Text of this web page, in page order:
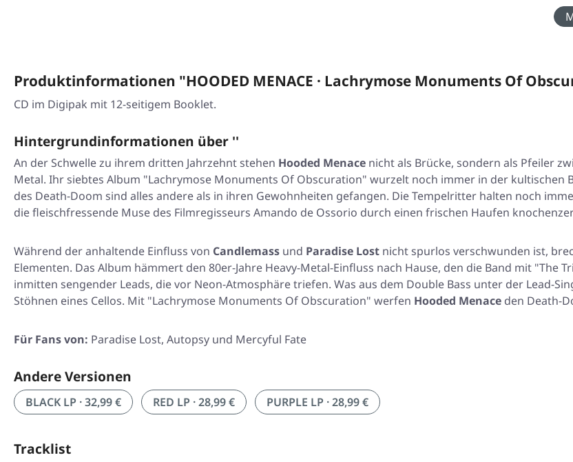
Produktinformationen "HOODED MENACE · Lachrymose Monuments Of
CD im Digipak mit 12-seitigem Booklet.
Hintergrundinformationen über ''
An der Schwelle zu ihrem dritten Jahrzehnt stehen Hooded Menace nicht als Brücke, sondern als Pfeiler
Metal. Ihr siebtes Album "Lachrymose Monuments Of Obscuration" wurzelt noch immer in der kultischen
des Death-Doom sind alles andere als in ihren Gewohnheiten gefangen. Die Tempelritter halten noch
die fleischfressende Muse des Filmregisseurs Amando de Ossorio durch einen frischen Haufen
Während der anhaltende Einfluss von Candlemass und Paradise Lost nicht spurlos verschwunden ist,
Elementen. Das Album hämmert den 80er-Jahre Heavy-Metal-Einfluss nach Hause, den die Band mit "The
inmitten sengender Leads, die vor Neon-Atmosphäre triefen. Was aus dem Double Bass unter der Lead-
Stöhnen eines Cellos. Mit "Lachrymose Monuments Of Obscuration" werfen Hooded Menace den Death-
Für Fans von: Paradise Lost, Autopsy und Mercyful Fate
Andere Versionen
BLACK LP · 32,99 € RED LP · 28,99 € PURPLE LP · 28,99 €
Tracklist